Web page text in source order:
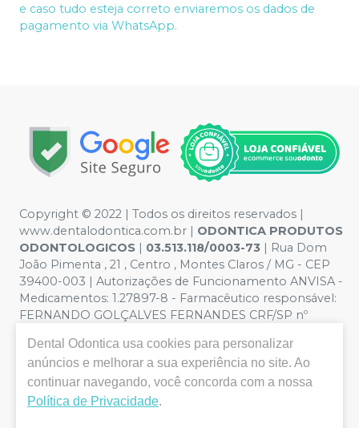
e caso tudo esteja correto enviaremos os dados de
pagamento via WhatsApp.
Copyright © 2022 | Todos os direitos reservados |
www.dentalodontica.com.br | ODONTICA PRODUTOS
ODONTOLOGICOS | 03.513.118/0003-73 | Rua Dom
João Pimenta , 21 , Centro , Montes Claros / MG - CEP
39400-003 | Autorizações de Funcionamento ANVISA -
Medicamentos: 1.27897-8 - Farmacêutico responsável:
FERNANDO GOLÇALVES FERNANDES CRF/SP nº
meramente ilustrativas - Os preços e condições da loja
virtual estão sujeitos a alterações. Em caso de
divergência de preços no site, o valor válido é o do
Carrinho de Compra. Não vendemos por atacado, por
Dental Odontica usa cookies para personalizar
anúncios e melhorar a sua experiência no site. Ao
continuar navegando, você concorda com a nossa
Política de Privacidade.